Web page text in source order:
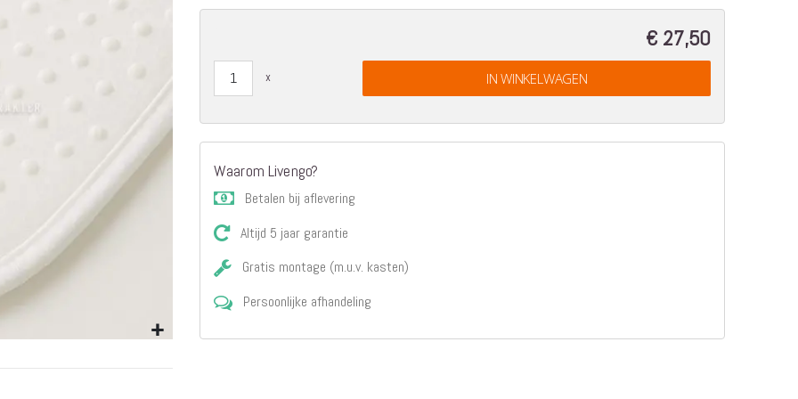
Elektrische
lattenbodems
Beddengoed
Dekbedden
Hoofdkussens
Sierkussens
€ 27,50
IN WINKELWAGEN
Waarom Livengo?
Betalen bij aflevering
Altijd 5 jaar garantie
Gratis montage (m.u.v. kasten)
Persoonlijke afhandeling